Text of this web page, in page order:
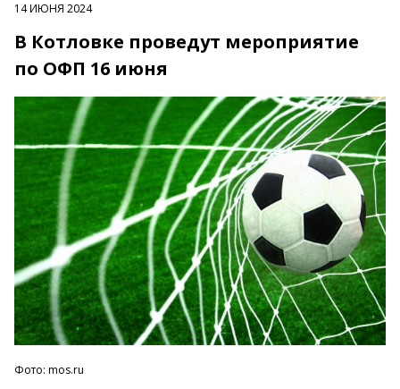
14 ИЮНЯ 2024
В Котловке проведут мероприятие
по ОФП 16 июня
Фото: mos.ru